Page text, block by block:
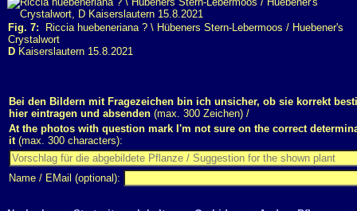
Fig. 7: Riccia huebeneriana ? \ Hübeners Stern-Lebermoos / Huebener's
Crystalwort
D Kaiserslautern 15.8.2021
Bei den Bildern mit Fragezeichen bin ich unsicher, ob sie korrekt
hier eintragen und absenden (max. 300 Zeichen) /
At the photos with question mark I'm not sure on the correct
it(max. 300 characters):
Name / EMail (optional):